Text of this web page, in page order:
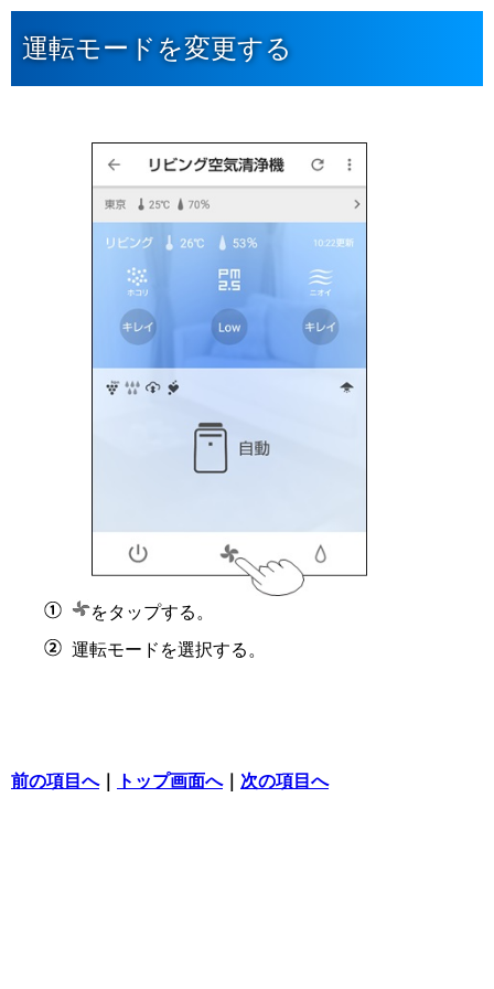
運転モードを変更する
をタップする。
運転モードを選択する。
前の項目へ｜ トップ画面へ｜ 次の項目へ